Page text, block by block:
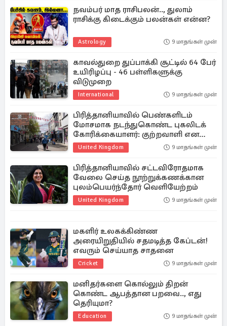
நவம்பர் மாத ராசிபலன்.., துலாம்
ராசிக்கு கிடைக்கும் பலன்கள் என்ன?
Astrology 9 மாதங்கள் முன்
காவல்துறை துப்பாக்கி சூட்டில் 64 பேர்
உயிரிழப்பு - 46 பள்ளிகளுக்கு
விடுமுறை
International 9 மாதங்கள் முன்
பிரித்தானியாவில் பெண்களிடம்
மோசமாக நடந்துகொண்ட புகலிடக்
கோரிக்கையாளர்: குற்றவாளி என
நிரூபணம்
United Kingdom 9 மாதங்கள் முன்
பிரித்தானியாவில் சட்டவிரோதமாக
வேலை செய்த நூற்றுக்கணக்கான
புலம்பெயர்ந்தோர் வெளியேற்றம்
United Kingdom 9 மாதங்கள் முன்
மகளிர் உலகக்கிண்ண
அரையிறுதியில் சதமடித்த கேப்டன்!
எவரும் செய்யாத சாதனை
Cricket 9 மாதங்கள் முன்
மனிதர்களை கொல்லும் திறன்
கொண்ட ஆபத்தான பறவை.., எது
தெரியுமா?
Education 9 மாதங்கள் முன்